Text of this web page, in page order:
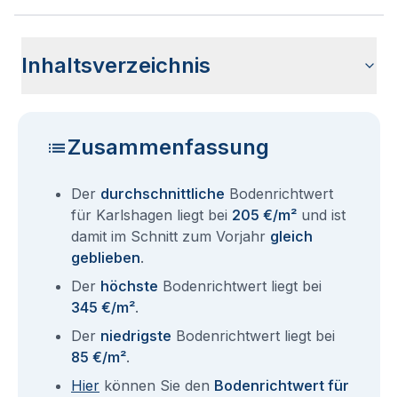
Inhaltsverzeichnis
Zusammenfassung
Der durchschnittliche Bodenrichtwert
für Karlshagen liegt bei 205 €/m² und ist
damit im Schnitt zum Vorjahr gleich
geblieben.
Der höchste Bodenrichtwert liegt bei
345 €/m².
Der niedrigste Bodenrichtwert liegt bei
85 €/m².
Hier können Sie den Bodenrichtwert für